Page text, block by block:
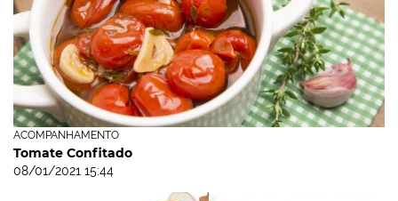
ACOMPANHAMENTO
Tomate Confitado
08/01/2021 15:44